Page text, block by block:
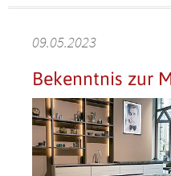
09.05.2023
Bekenntnis zur